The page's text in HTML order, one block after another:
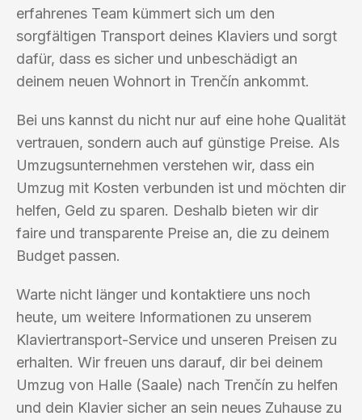
erfahrenes Team kümmert sich um den
sorgfältigen Transport deines Klaviers und sorgt
dafür, dass es sicher und unbeschädigt an
deinem neuen Wohnort in Trenčín ankommt.
Bei uns kannst du nicht nur auf eine hohe Qualität
vertrauen, sondern auch auf günstige Preise. Als
Umzugsunternehmen verstehen wir, dass ein
Umzug mit Kosten verbunden ist und möchten dir
helfen, Geld zu sparen. Deshalb bieten wir dir
faire und transparente Preise an, die zu deinem
Budget passen.
Warte nicht länger und kontaktiere uns noch
heute, um weitere Informationen zu unserem
Klaviertransport-Service und unseren Preisen zu
erhalten. Wir freuen uns darauf, dir bei deinem
Umzug von Halle (Saale) nach Trenčín zu helfen
und dein Klavier sicher an sein neues Zuhause zu